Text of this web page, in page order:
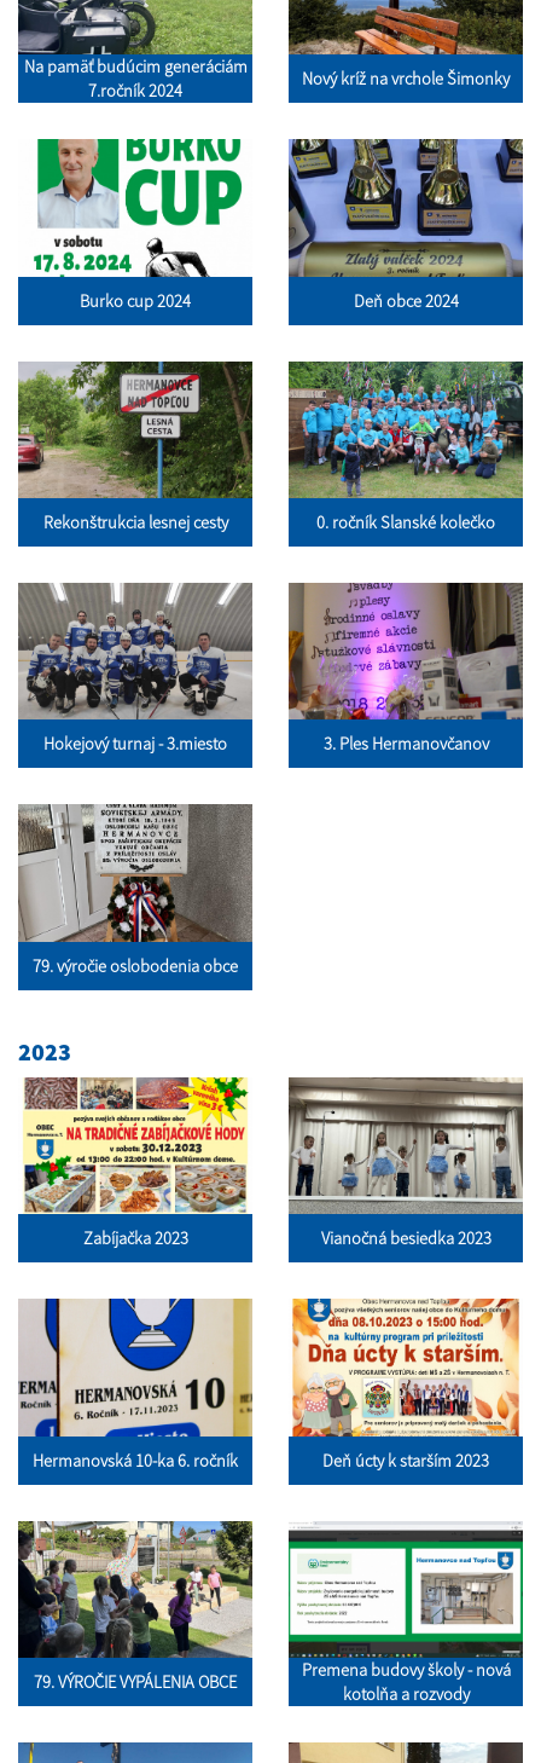
Na pamäť budúcim generáciám
7.ročník 2024
Nový kríž na vrchole Šimonky
Burko cup 2024 Deň obce 2024
Rekonštrukcia lesnej cesty 0. ročník Slanské kolečko
Hokejový turnaj - 3.miesto 3. Ples Hermanovčanov
79. výročie oslobodenia obce
2023
Zabíjačka 2023 Vianočná besiedka 2023
Hermanovská 10-ka 6. ročník Deň úcty k starším 2023
79. VÝROČIE VYPÁLENIA OBCE
Premena budovy školy - nová
kotolňa a rozvody